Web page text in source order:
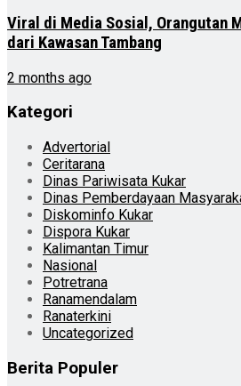
Viral di Media Sosial, Orangutan
dari Kawasan Tambang
2 months ago
Kategori
Advertorial
Ceritarana
Dinas Pariwisata Kukar
Dinas Pemberdayaan
Diskominfo Kukar
Dispora Kukar
Kalimantan Timur
Nasional
Potretrana
Ranamendalam
Ranaterkini
Uncategorized
Berita Populer